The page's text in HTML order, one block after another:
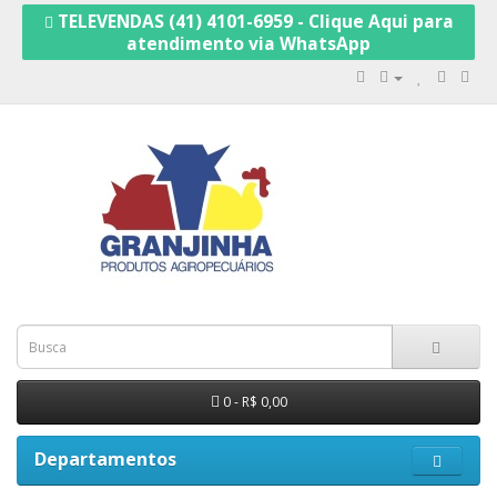
TELEVENDAS (41) 4101-6959 - Clique Aqui para
atendimento via WhatsApp
0 - R$ 0,00
Departamentos